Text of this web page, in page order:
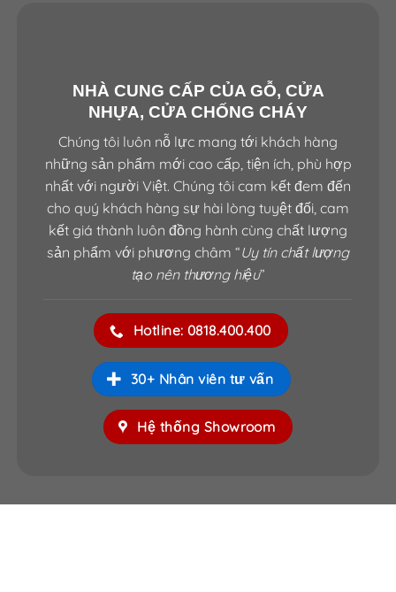
NHÀ CUNG CẤP CỦA GỖ, CỬA
NHỰA, CỬA CHỐNG CHÁY
Chúng tôi luôn nỗ lực mang tới khách hàng
những sản phẩm mới cao cấp, tiện ích, phù hợp
nhất với người Việt. Chúng tôi cam kết đem đến
cho quý khách hàng sự hài lòng tuyệt đối, cam
kết giá thành luôn đồng hành cùng chất lượng
sản phẩm với phương châm “Uy tín chất lượng
tạo nên thương hiệu”
Hotline: 0818.400.400
30+ Nhân viên tư vấn
Hệ thống Showroom